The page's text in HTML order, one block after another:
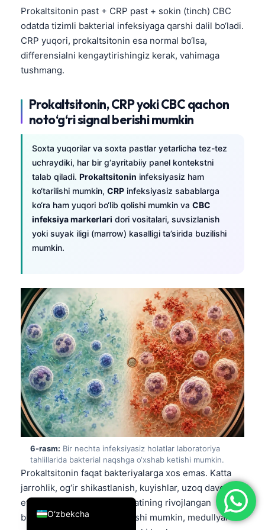
Prokaltsitonin past + CRP past + sokin (tinch) CBC
odatda tizimli bakterial infeksiyaga qarshi dalil bo‘ladi.
CRP yuqori, prokaltsitonin esa normal bo‘lsa,
differensialni kengaytirishingiz kerak, vahimaga
tushmang.
Prokaltsitonin, CRP yoki CBC qachon
noto‘g‘ri signal berishi mumkin
Soxta yuqorilar va soxta pastlar yetarlicha tez-tez
uchraydiki, har bir g‘ayritabiiy panel kontekstni
talab qiladi. Prokaltsitonin infeksiyasiz ham
ko‘tarilishi mumkin, CRP infeksiyasiz sabablarga
ko‘ra ham yuqori bo‘lib qolishi mumkin va CBC
infeksiya markerlari dori vositalari, suvsizlanish
yoki suyak iligi (marrow) kasalligi ta’sirida buzilishi
mumkin.
6-rasm: Bir nechta infeksiyasiz holatlar laboratoriya
tahlillarida bakterial naqshga o‘xshab ketishi mumkin.
Prokaltsitonin faqat bakteriyalarga xos emas. Katta
jarrohlik, og‘ir shikastlanish, kuyishlar, uzoq davom
etgan shok va buyrak faoliyatining rivojlangan
buzilishi barchasi uni oshirishi mumkin, medullyar
O‘zbekcha
English
Deutsch
العربية
Français
עִבְרִית
Italiano
Español
Português
Ελληνικά
Türkçe
Română
Български
Dansk
Nederlands
हिन्दी
Bahasa Indonesia
Հայերեն
Íslenska
Српски језик
Azərbaycan dili
Eesti
日本語